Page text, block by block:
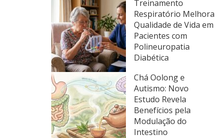
Treinamento
Respiratório Melhora
Qualidade de Vida em
Pacientes com
Polineuropatia
Diabética
Chá Oolong e
Autismo: Novo
Estudo Revela
Benefícios pela
Modulação do
Intestino